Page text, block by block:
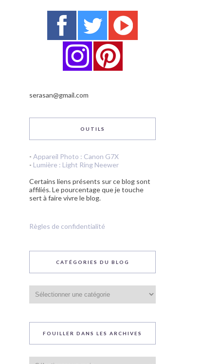
serasan@gmail.com
OUTILS
- Appareil Photo : Canon G7X
- Lumière : Light Ring Neewer
Certains liens présents sur ce blog sont
affiliés. Le pourcentage que je touche
sert à faire vivre le blog.
Règles de confidentialité
CATÉGORIES DU BLOG
du
blog
FOUILLER DANS LES ARCHIVES